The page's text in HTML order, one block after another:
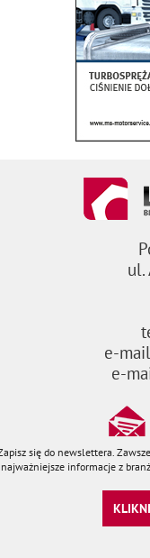
ul.
e-
e-
się do newslettera.
najważniejsze informacje z